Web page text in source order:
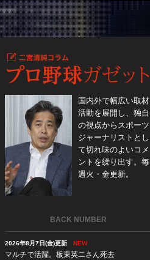
国内外で幅広い取材
活動を展開し、独自
の視点からスポーツ
ジャーナリストとし
て切れ味のよいコメ
ントを繰り出す。毎
週火・金更新。
BACK NUMBER
2026年8月7日(金)更新 NEW
マルチで活躍。板東英二さん死去